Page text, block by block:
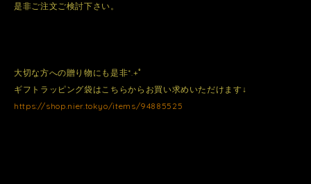
是非ご注文ご検討下さい。
大切な方への贈り物にも是非*.+ﾟ
ギフトラッピング袋はこちらからお買い求めいただけます↓
https://shop.nier.tokyo/items/94885525